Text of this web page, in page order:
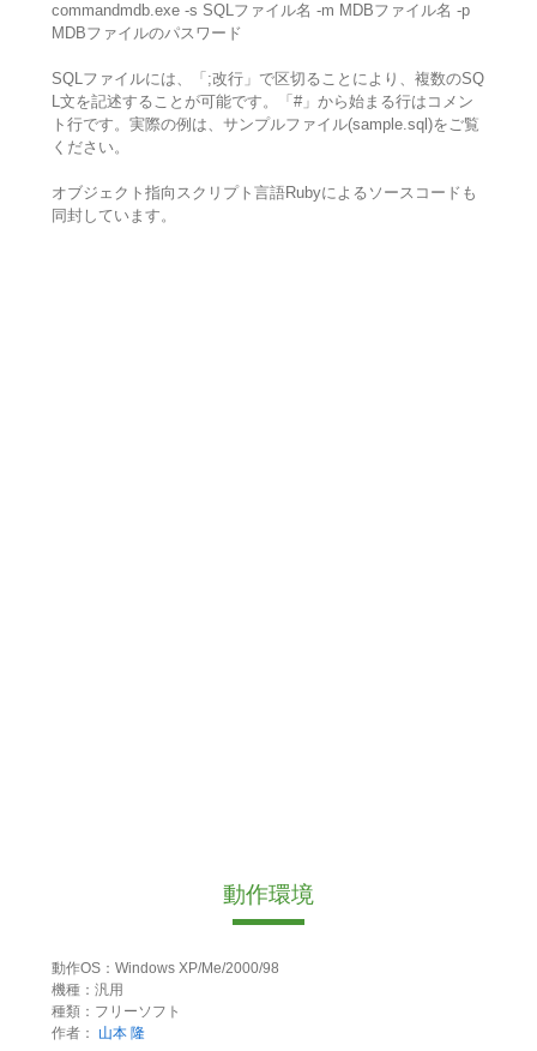
commandmdb.exe -s SQLファイル名 -m MDBファイル名 -p
MDBファイルのパスワード
SQLファイルには、「;改行」で区切ることにより、複数のSQ
L文を記述することが可能です。「#」から始まる行はコメン
ト行です。実際の例は、サンプルファイル(sample.sql)をご覧
ください。
オブジェクト指向スクリプト言語Rubyによるソースコードも
同封しています。
動作環境
動作OS：Windows XP/Me/2000/98
機種：汎用
種類：フリーソフト
作者：
山本 隆